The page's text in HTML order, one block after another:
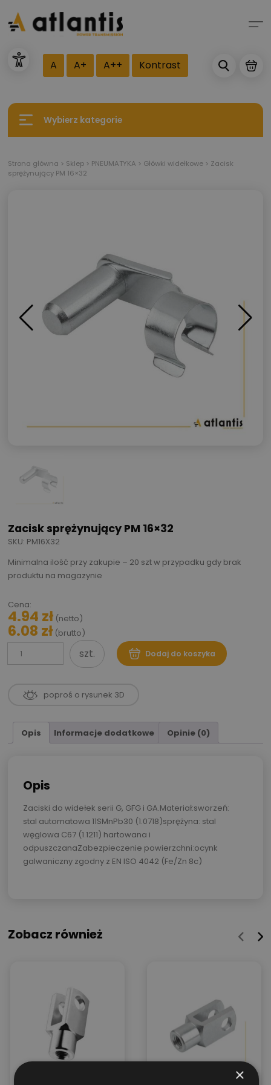
A A+ A++ Kontrast
Wybierz kategorie
Strona główna > Sklep > PNEUMATYKA > Główki widełkowe > Zacisk
sprężynujący PM 16×32
Zacisk sprężynujący PM 16×32
SKU: PM16X32
4.94 zł (netto)
6.08 zł (brutto)
Minimalna ilość przy zakupie – 20 szt w przypadku gdy brak
produktu na magazynie
Cena:
szt.
ilość
Dodaj do koszyka
Alternative:
poproś o rysunek 3D
Opis Informacje dodatkowe Opinie (0)
Opis
Zaciski do widełek serii G, GFG i GA.Materiał:sworzeń:
stal automatowa 11SMnPb30 (1.0718)sprężyna: stal
węglowa C67 (1.1211) hartowana i
odpuszczanaZabezpieczenie powierzchni:ocynk
galwaniczny zgodny z EN ISO 4042 (Fe/Zn 8c)
Zobacz również
×